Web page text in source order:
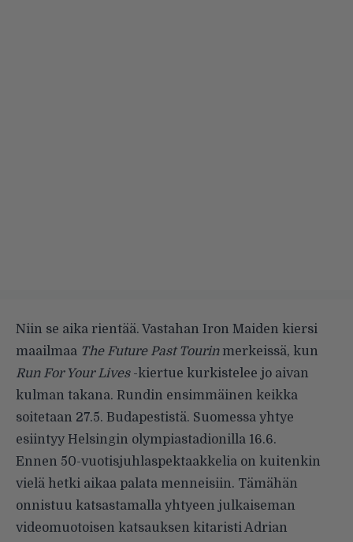
Niin se aika rientää. Vastahan Iron Maiden kiersi
maailmaa The Future Past Tourinmerkeissä, kun
Run For Your Lives-kiertue kurkistelee jo aivan
kulman takana. Rundin ensimmäinen keikka
soitetaan 27.5. Budapestistä. Suomessa yhtye
esiintyy Helsingin olympiastadionilla 16.6.
Ennen 50-vuotisjuhlaspektaakkelia on kuitenkin
vielä hetki aikaa palata menneisiin. Tämähän
onnistuu katsastamalla yhtyeen julkaiseman
videomuotoisen katsauksen kitaristi Adrian